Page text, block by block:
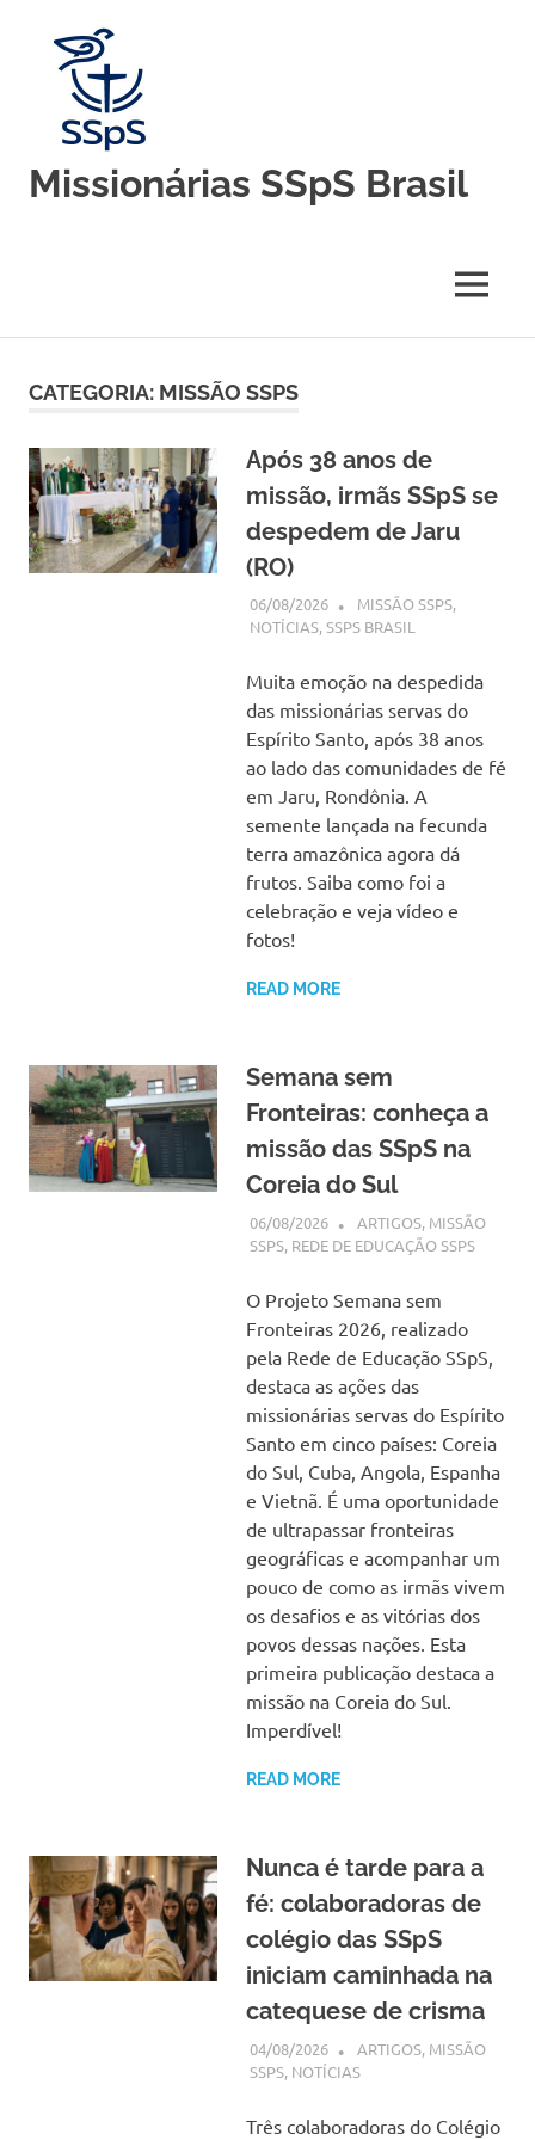
content
Missionárias SSpS Brasil
Espírito
–
Brasil
MENU
CATEGORIA: MISSÃO SSPS
Após 38 anos de
missão, irmãs SSpS se
despedem de Jaru
(RO)
06/08/2026 SSPS BRASIL
MISSÃO SSPS,
NOTÍCIAS,SSPS BRASIL
Muita emoção na despedida
das missionárias servas do
Espírito Santo, após 38 anos
ao lado das comunidades de fé
em Jaru, Rondônia. A
semente lançada na fecunda
terra amazônica agora dá
frutos. Saiba como foi a
celebração e veja vídeo e
fotos!
READ MORE
Semana sem
Fronteiras: conheça a
missão das SSpS na
Coreia do Sul
06/08/2026 SSPS BRASIL
ARTIGOS, MISSÃO
SSPS, REDE DE EDUCAÇÃO SSPS
O Projeto Semana sem
Fronteiras 2026, realizado
pela Rede de Educação SSpS,
destaca as ações das
missionárias servas do Espírito
Santo em cinco países: Coreia
do Sul, Cuba, Angola, Espanha
e Vietnã. É uma oportunidade
de ultrapassar fronteiras
geográficas e acompanhar um
pouco de como as irmãs vivem
os desafios e as vitórias dos
povos dessas nações. Esta
primeira publicação destaca a
missão na Coreia do Sul.
Imperdível!
READ MORE
Nunca é tarde para a
fé: colaboradoras de
colégio das SSpS
iniciam caminhada na
catequese de crisma
04/08/2026 SSPS BRASIL
ARTIGOS, MISSÃO
SSPS, NOTÍCIAS
Três colaboradoras do Colégio